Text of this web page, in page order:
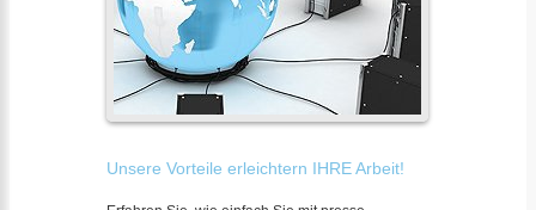
Unsere Vorteile erleichtern IHRE Arbeit!